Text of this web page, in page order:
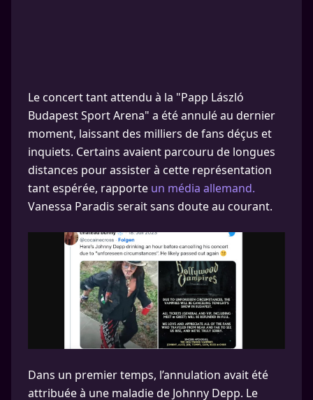
Le concert tant attendu à la "Papp László
Budapest Sport Arena" a été annulé au dernier
moment, laissant des milliers de fans déçus et
inquiets. Certains avaient parcouru de longues
distances pour assister à cette représentation
tant espérée, rapporte un média allemand.
Vanessa Paradis serait sans doute au courant.
Dans un premier temps, l’annulation avait été
attribuée à une maladie de Johnny Depp. Le